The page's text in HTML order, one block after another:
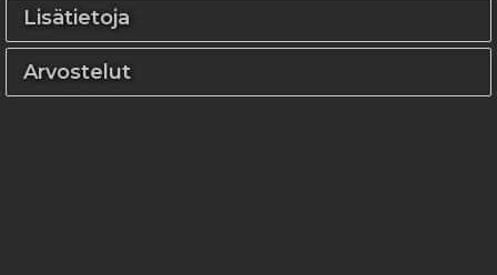
Lisätietoja
Arvostelut